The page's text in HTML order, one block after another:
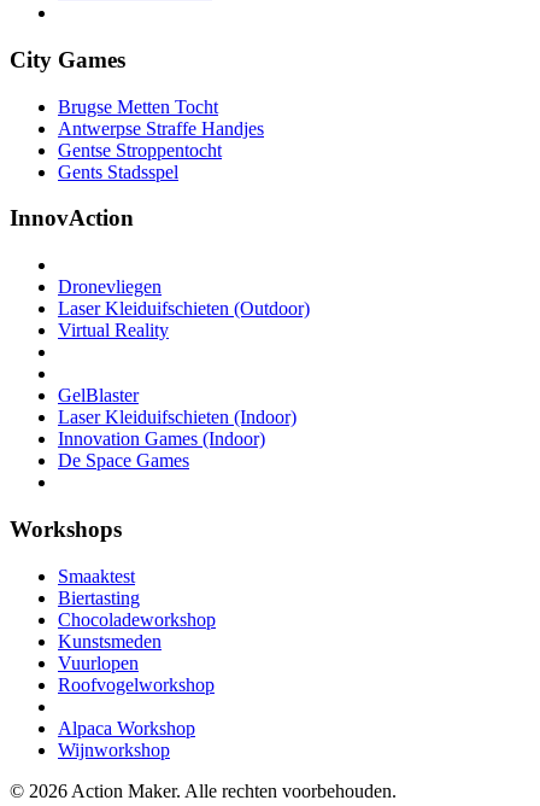
City Games
Brugse Metten Tocht
Antwerpse Straffe Handjes
Gentse Stroppentocht
Gents Stadsspel
InnovAction
Dronevliegen
Laser Kleiduifschieten (Outdoor)
Virtual Reality
GelBlaster
Laser Kleiduifschieten (Indoor)
Innovation Games (Indoor)
De Space Games
Workshops
Smaaktest
Biertasting
Chocoladeworkshop
Kunstsmeden
Vuurlopen
Roofvogelworkshop
Alpaca Workshop
Wijnworkshop
© 2026 Action Maker. Alle rechten voorbehouden.